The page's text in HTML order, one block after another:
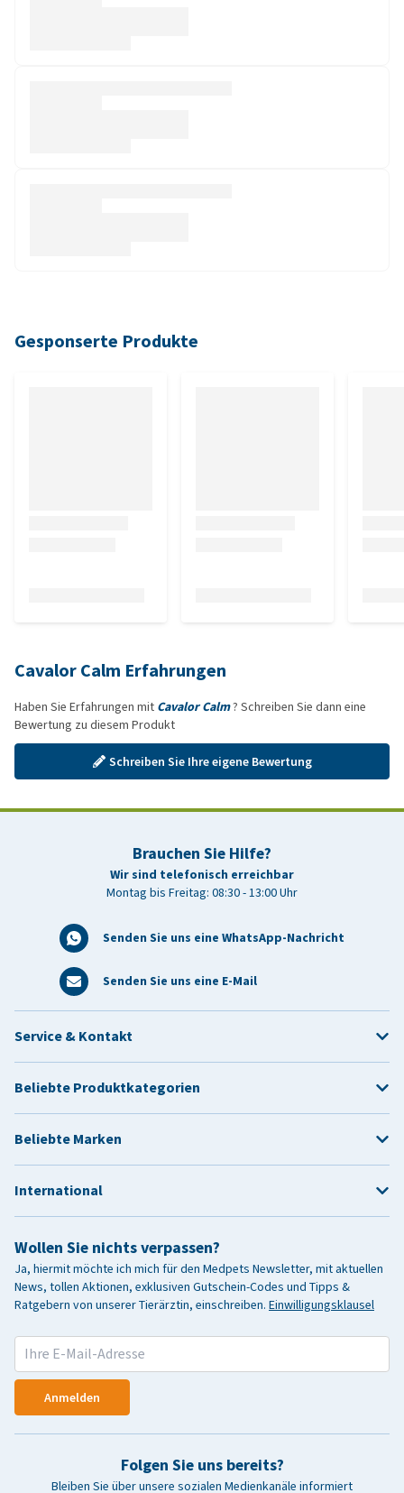
Gesponserte Produkte
Cavalor Calm Erfahrungen
Haben Sie Erfahrungen mit Cavalor Calm? Schreiben Sie dann eine
Bewertung zu diesem Produkt
Schreiben Sie Ihre eigene Bewertung
Brauchen Sie Hilfe?
Wir sind telefonisch erreichbar
Montag bis Freitag: 08:30 - 13:00 Uhr
Senden Sie uns eine WhatsApp-Nachricht
Senden Sie uns eine E-Mail
Wollen Sie nichts verpassen?
Ja, hiermit möchte ich mich für den Medpets Newsletter, mit aktuellen
News, tollen Aktionen, exklusiven Gutschein-Codes und Tipps &
Ratgebern von unserer Tierärztin, einschreiben. Einwilligungsklausel
Anmelden
Folgen Sie uns bereits?
Bleiben Sie über unsere sozialen Medienkanäle informiert
Service & Kontakt
Beliebte Produktkategorien
Beliebte Marken
International